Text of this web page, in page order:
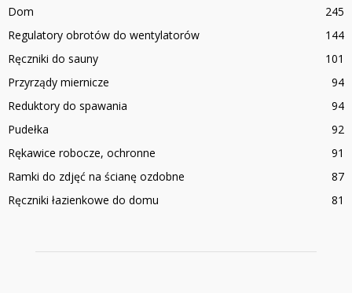
Dom
245
Regulatory obrotów do wentylatorów
144
Ręczniki do sauny
101
Przyrządy miernicze
94
Reduktory do spawania
94
Pudełka
92
Rękawice robocze, ochronne
91
Ramki do zdjęć na ścianę ozdobne
87
Ręczniki łazienkowe do domu
81